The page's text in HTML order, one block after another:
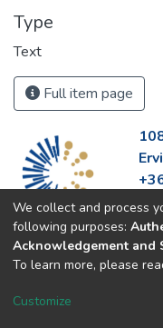
Type
Text
Full item page
We collect and process
following purposes:
Acknowledgement and
To learn more, please
Customize